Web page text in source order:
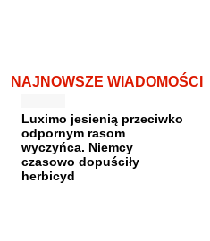
NAJNOWSZE WIADOMOŚCI
Luximo jesienią przeciwko
odpornym rasom
wyczyńca. Niemcy
czasowo dopuściły
herbicyd